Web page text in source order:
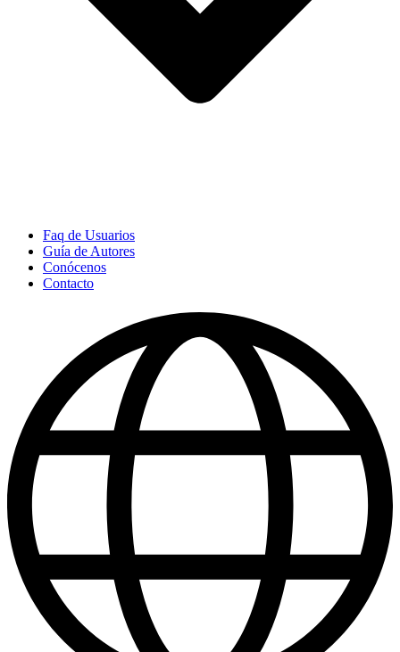
Faq de Usuarios
Guía de Autores
Conócenos
Contacto